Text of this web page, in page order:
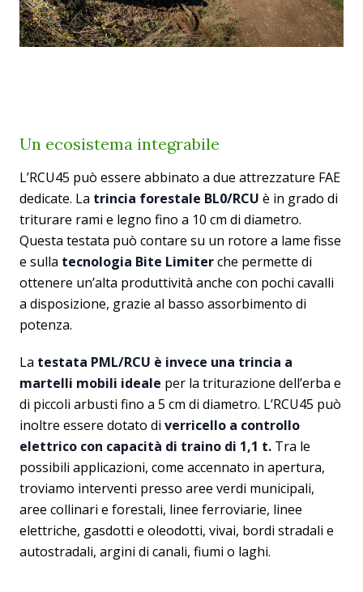
Un ecosistema integrabile
L’RCU45 può essere abbinato a due attrezzature FAE
dedicate. La trincia forestale BL0/RCU è in grado di
triturare rami e legno fino a 10 cm di diametro.
Questa testata può contare su un rotore a lame fisse
e sulla tecnologia Bite Limiterche permette di
ottenere un’alta produttività anche con pochi cavalli
a disposizione, grazie al basso assorbimento di
potenza.
La testata PML/RCU è invece una trincia a
martelli mobili ideale per la triturazione dell’erba e
di piccoli arbusti fino a 5 cm di diametro. L’RCU45 può
inoltre essere dotato di verricello a controllo
elettrico con capacità di traino di 1,1 t. Tra le
possibili applicazioni, come accennato in apertura,
troviamo interventi presso aree verdi municipali,
aree collinari e forestali, linee ferroviarie, linee
elettriche, gasdotti e oleodotti, vivai, bordi stradali e
autostradali, argini di canali, fiumi o laghi.